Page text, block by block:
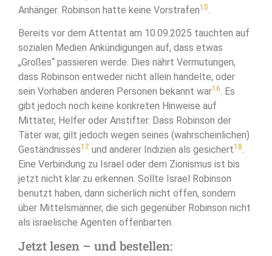
Anhänger. Robinson hatte keine Vorstrafen15
Bereits vor dem Attentat am 10.09.2025 tauchten auf
sozialen Medien Ankündigungen auf, dass etwas
„Großes“ passieren werde. Dies nährt Vermutungen,
dass Robinson entweder nicht allein handelte, oder
sein Vorhaben anderen Personen bekannt war16. Es
gibt jedoch noch keine konkreten Hinweise auf
Mittäter, Helfer oder Anstifter. Dass Robinson der
Täter war, gilt jedoch wegen seines (wahrscheinlichen)
Geständnisses17 und anderer Indizien als gesichert18.
Eine Verbindung zu Israel oder dem Zionismus ist bis
jetzt nicht klar zu erkennen. Sollte Israel Robinson
benutzt haben, dann sicherlich nicht offen, sondern
über Mittelsmänner, die sich gegenüber Robinson nicht
als israelische Agenten offenbarten.
Jetzt lesen – und bestellen: